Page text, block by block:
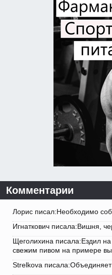
Комментарии
Лорис писал:Необходимо
Игнаткович писала:Вишня,
Щеголихина писала:Ездил
свежим пивом на примере
Strelkova